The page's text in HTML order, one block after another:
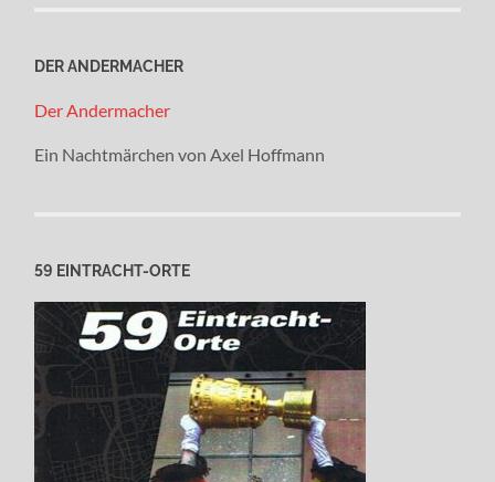
DER ANDERMACHER
Der Andermacher
Ein Nachtmärchen von Axel Hoffmann
59 EINTRACHT-ORTE